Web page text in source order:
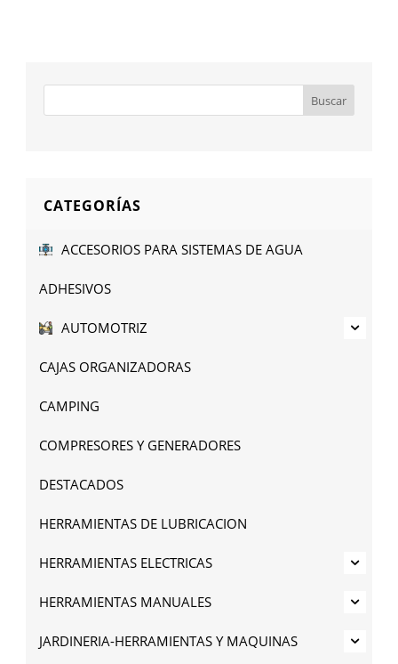
CATEGORÍAS
ACCESORIOS PARA SISTEMAS DE AGUA
ADHESIVOS
AUTOMOTRIZ
CAJAS ORGANIZADORAS
CAMPING
COMPRESORES Y GENERADORES
DESTACADOS
HERRAMIENTAS DE LUBRICACION
HERRAMIENTAS ELECTRICAS
HERRAMIENTAS MANUALES
JARDINERIA-HERRAMIENTAS Y MAQUINAS